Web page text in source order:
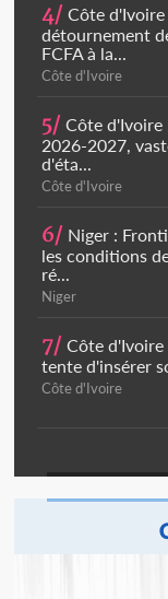
4/ Côte d'Ivoire
détournement
FCFA à la...
Côte d'Ivoire
5/ Côte d'Ivoire
2026-2027,
d'éta...
Côte d'Ivoire
6/ Niger :
les conditions
ré...
Niger
7/ Côte d'Ivoire
tente d'insérer
Côte d'Ivoire